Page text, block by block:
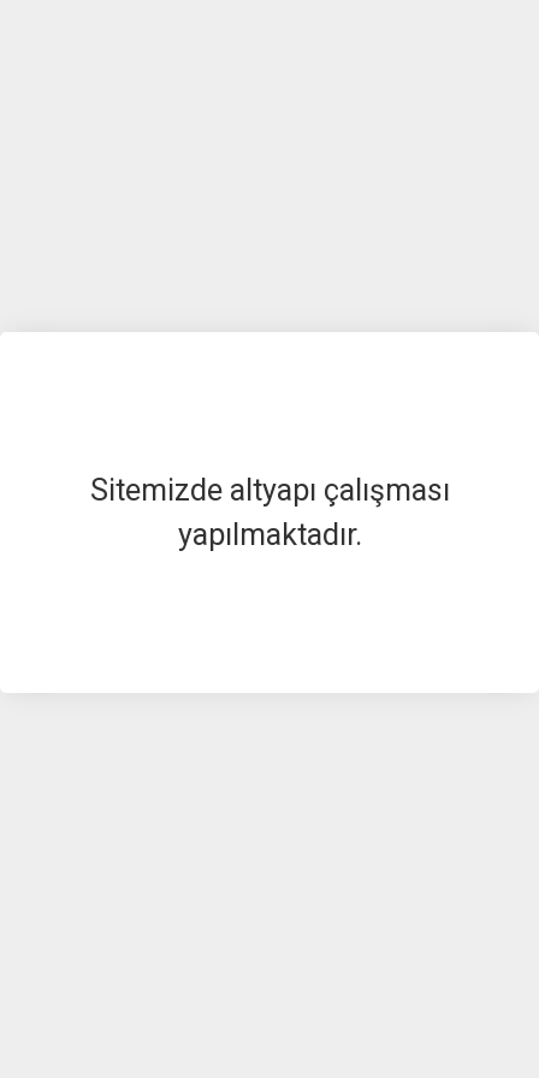
Sitemizde altyapı çalışması
yapılmaktadır.